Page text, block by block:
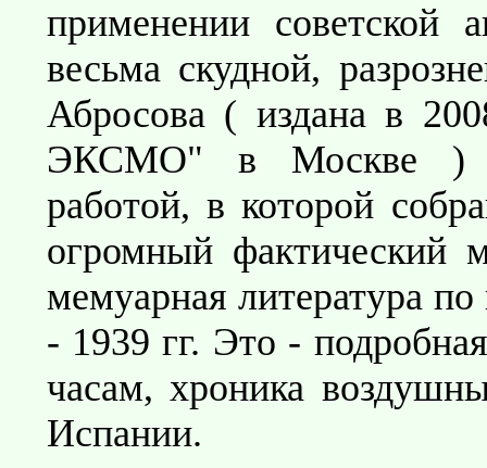
применении советской
весьма скудной,
Абросова ( издана в
ЭКСМО" в Москве )
работой, в которой
огромный фактический
мемуарная литература
- 1939 гг. Это -
часам, хроника
Испании.